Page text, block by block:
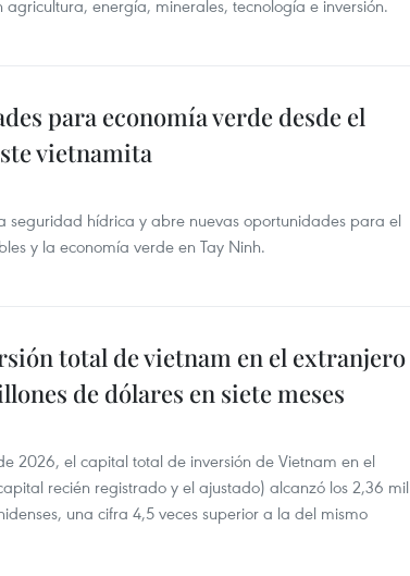
agricultura, energía, minerales, tecnología e inversión.
para economía verde desde el
vietnamita
seguridad hídrica y abre nuevas oportunidades para el
y la economía verde en Tay Ninh.
total de vietnam en el extranjero
de dólares en siete meses
2026, el capital total de inversión de Vietnam en el
recién registrado y el ajustado) alcanzó los 2,36 mil
una cifra 4,5 veces superior a la del mismo